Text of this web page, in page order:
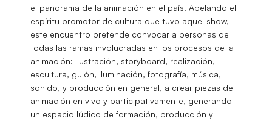
el panorama de la animación en el país. Apelando el
espíritu promotor de cultura que tuvo aquel show,
este encuentro pretende convocar a personas de
todas las ramas involucradas en los procesos de la
animación: ilustración, storyboard, realización,
escultura, guión, iluminación, fotografía, música,
sonido, y producción en general, a crear piezas de
animación en vivo y participativamente, generando
un espacio lúdico de formación, producción y